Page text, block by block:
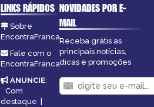
LINKS RÁPIDOS
Sobre
EncontraFranca
Fale com o
EncontraFranca
ANUNCIE:
Com
destaque
NOVIDADES POR E-
MAIL
Receba grátis as
principais notícias,
dicas e promoções